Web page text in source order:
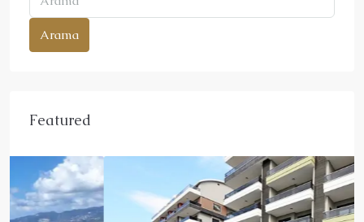
Arama
Featured